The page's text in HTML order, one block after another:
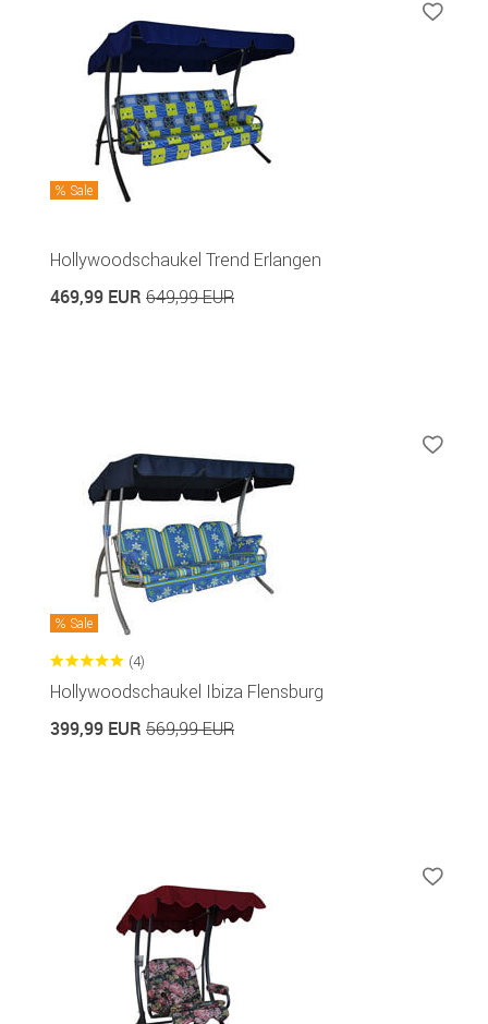
Sale
Hollywoodschaukel Trend Erlangen
469,99 EUR 649,99 EUR
Sale
(4)
Hollywoodschaukel Ibiza Flensburg
399,99 EUR 569,99 EUR